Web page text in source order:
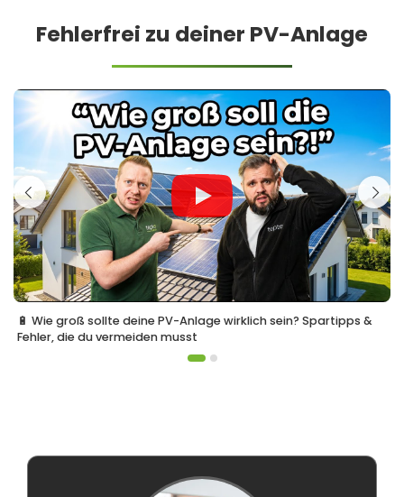
Fehlerfrei zu deiner PV-Anlage
🔋 Wie groß sollte deine PV-Anlage wirklich sein? Spartipps &
Fehler, die du vermeiden musst